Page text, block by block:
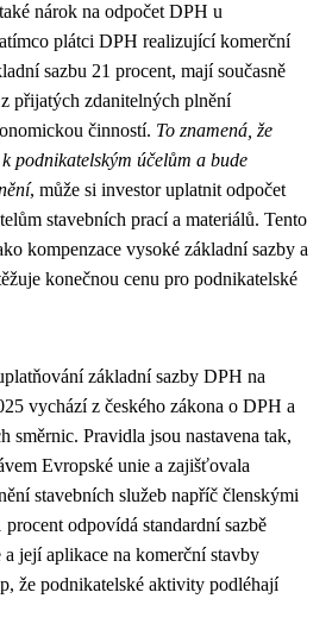
nárok na odpočet DPH u
plátci DPH realizující komerční
sazbu 21 procent, mají současně
přijatých zdanitelných plnění
činností. To znamená, že
podnikatelským účelům a bude
, může si investor uplatnit odpočet
stavebních prací a materiálů. Tento
kompenzace vysoké základní sazby a
konečnou cenu pro podnikatelské
základní sazby DPH na
vychází z českého zákona o DPH a
směrnic. Pravidla jsou nastavena tak,
Evropské unie a zajišťovala
stavebních služeb napříč členskými
odpovídá standardní sazbě
její aplikace na komerční stavby
že podnikatelské aktivity podléhají